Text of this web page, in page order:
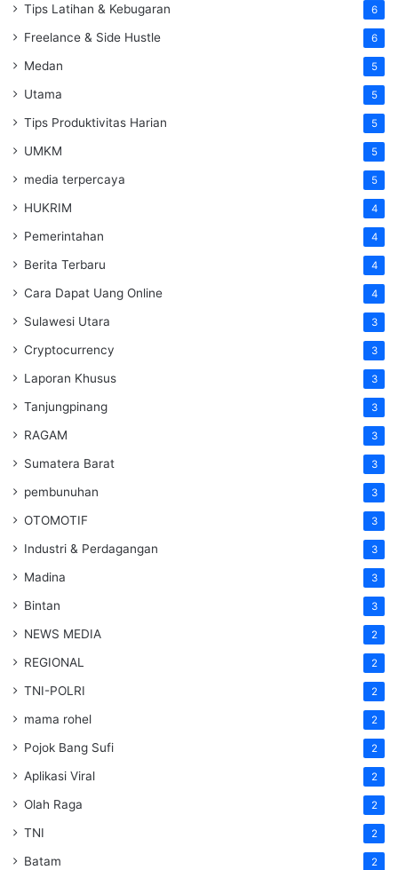
Tips Latihan & Kebugaran 6
Freelance & Side Hustle 6
Medan 5
Utama 5
Tips Produktivitas Harian 5
UMKM 5
media terpercaya 5
HUKRIM 4
Pemerintahan 4
Berita Terbaru 4
Cara Dapat Uang Online 4
Sulawesi Utara 3
Cryptocurrency 3
Laporan Khusus 3
Tanjungpinang 3
RAGAM 3
Sumatera Barat 3
pembunuhan 3
OTOMOTIF 3
Industri & Perdagangan 3
Madina 3
Bintan 3
NEWS MEDIA 2
REGIONAL 2
TNI-POLRI 2
mama rohel 2
Pojok Bang Sufi 2
Aplikasi Viral 2
Olah Raga 2
TNI 2
Batam 2